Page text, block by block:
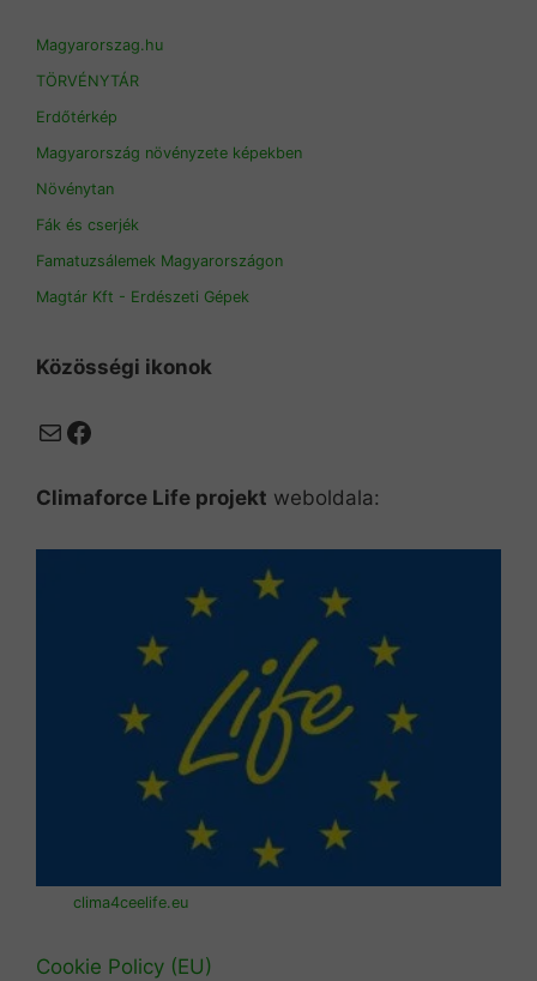
Magyarorszag.hu
TÖRVÉNYTÁR
Erdőtérkép
Magyarország növényzete képekben
Növénytan
Fák és cserjék
Famatuzsálemek Magyarországon
Magtár Kft - Erdészeti Gépek
Közösségi ikonok
MailFacebook
Climaforce Life projekt weboldala:
clima4ceelife.eu
Cookie Policy (EU)